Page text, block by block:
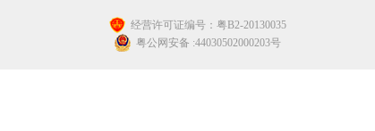
经营许可证编号：粤B2-20130035
粤公网安备 :44030502000203号